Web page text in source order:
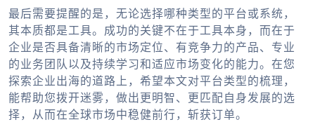
最后需要提醒的是，无论选择哪种类型的平台或系统，
其本质都是工具。成功的关键不在于工具本身，而在于
企业是否具备清晰的市场定位、有竞争力的产品、专业
的业务团队以及持续学习和适应市场变化的能力。在您
探索企业出海的道路上，希望本文对平台类型的梳理，
能帮助您拨开迷雾，做出更明智、更匹配自身发展的选
择，从而在全球市场中稳健前行，斩获订单。